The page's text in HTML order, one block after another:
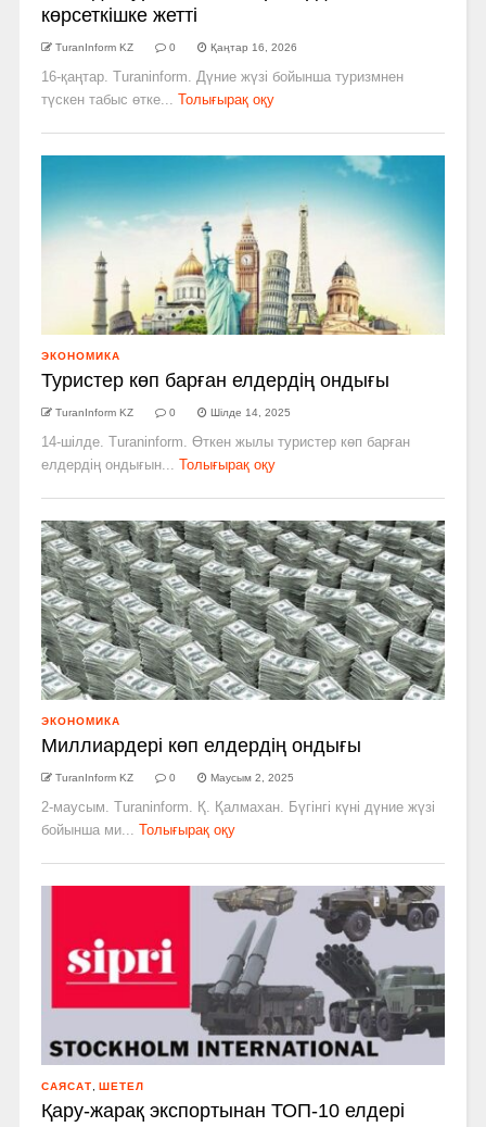
көрсеткішке жетті
TuranInform KZ 0 Қаңтар 16, 2026
16-қаңтар. Turaninform. Дүние жүзі бойынша туризмнен
түскен табыс өтке...
Толығырақ оқу
ЭКОНОМИКА
Туристер көп барған елдердің ондығы
TuranInform KZ 0 Шілде 14, 2025
14-шілде. Turaninform. Өткен жылы туристер көп барған
елдердің ондығын...
Толығырақ оқу
ЭКОНОМИКА
Миллиардері көп елдердің ондығы
TuranInform KZ 0 Маусым 2, 2025
2-маусым. Turaninform. Қ. Қалмахан. Бүгінгі күні дүние жүзі
бойынша ми...
Толығырақ оқу
САЯСАТ ШЕТЕЛ
Қару-жарақ экспортынан ТОП-10 елдері